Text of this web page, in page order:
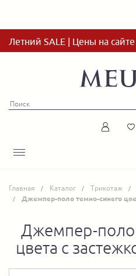
Летний SALE | Цены на
Главная Каталог Трикотаж
Джемпер-поло темно-синего
Джемпер-поло
цвета с